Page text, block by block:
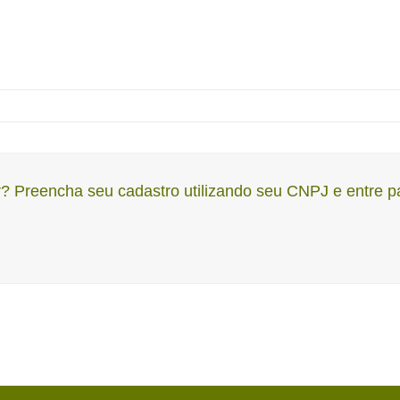
Preencha seu cadastro utilizando seu CNPJ e entre